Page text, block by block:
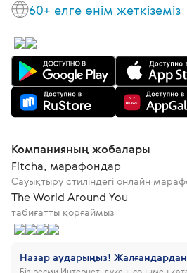
60+ елге өнім жеткіземіз
Компанияның жобалары
Fitcha, марафондар
Сауықтыру стиліндегі онлайн
The World Around You
табиғатты қорғаймыз
Назар аударыңыз!